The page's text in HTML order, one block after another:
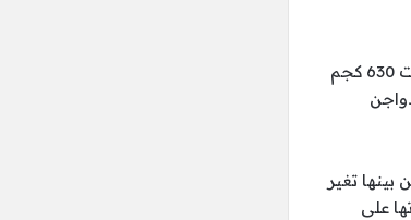
وأسفرت الحملات عن ضبط كميات كبيرة من اللحوم والدواجن غير الصالحة للاستهلاك الآدمي، شملت 630 كجم
و50 كجم من الدواجن
تغير
على